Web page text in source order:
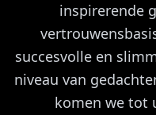
inspirerende
succesvolle en
niveau van
komen we tot